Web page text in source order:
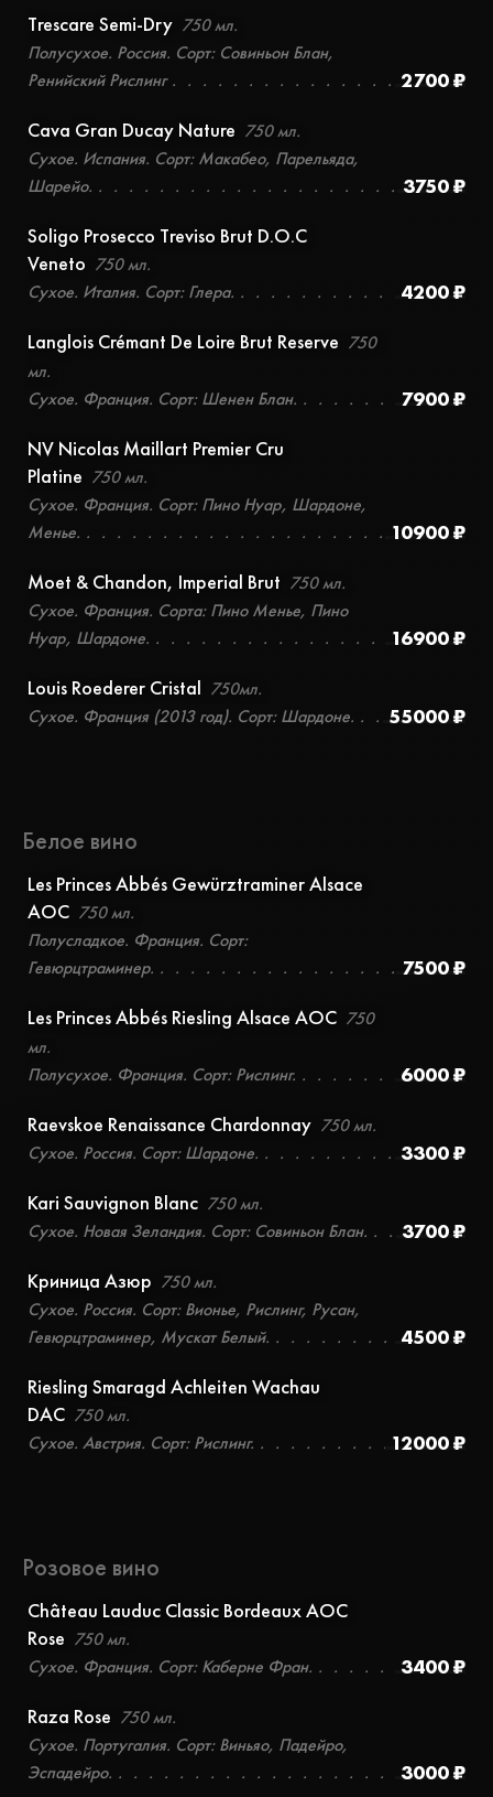
Trescare Semi-Dry 750 мл.
Полусухое. Россия. Сорт: Совиньон Блан,
Ренийский Рислинг
2700 ₽
Cava Gran Ducay Nature 750 мл.
Сухое. Испания. Сорт: Макабео, Парельяда,
Шарейо.
3750 ₽
Soligo Prosecco Treviso Brut D.O.C
Veneto 750 мл.
Сухое. Италия. Сорт: Глера.
4200 ₽
Langlois Crémant De Loire Brut Reserve 750
мл.
Сухое. Франция. Сорт: Шенен Блан.
7900 ₽
NV Nicolas Maillart Premier Cru
Platine 750 мл.
Сухое. Франция. Сорт: Пино Нуар, Шардоне,
Менье.
10900 ₽
Moet & Chandon, Imperial Brut 750 мл.
Сухое. Франция. Сорта: Пино Менье, Пино
Нуар, Шардоне.
16900 ₽
Louis Roederer Cristal 750мл.
Cухое. Франция (2013 год). Сорт: Шардоне.
55000 ₽
Белое вино
Les Princes Abbés Gewürztraminer Alsace
AOC 750 мл.
Полусладкое. Франция. Сорт:
Гевюрцтраминер.
7500 ₽
Les Princes Abbés Riesling Alsace AOC 750
мл.
Полусухое. Франция. Сорт: Рислинг.
6000 ₽
Raevskoe Renaissance Chardonnay 750 мл.
Сухое. Россия. Сорт: Шардоне.
3300 ₽
Kari Sauvignon Blanc 750 мл.
Сухое. Новая Зеландия. Сорт: Совиньон Блан.
3700 ₽
Криница Азюр 750 мл.
Сухое. Россия. Сорт: Вионье, Рислинг, Русан,
Гевюрцтраминер, Мускат Белый.
4500 ₽
Riesling Smaragd Achleiten Wachau
DAC 750 мл.
Сухое. Австрия. Сорт: Рислинг.
12000 ₽
Розовое вино
Château Lauduc Classic Bordeaux AOC
Rose 750 мл.
Сухое. Франция. Сорт: Каберне Фран.
3400 ₽
Raza Rose 750 мл.
Сухое. Португалия. Сорт: Виньяо, Падейро,
Эспадейро.
3000 ₽